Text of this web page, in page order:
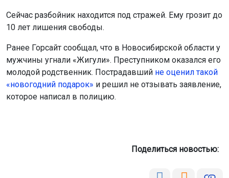
Сейчас разбойник находится под стражей. Ему грозит до
10 лет лишения свободы.
Ранее Горсайт сообщал, что в Новосибирской области у
мужчины угнали «Жигули». Преступником оказался его
молодой родственник. Пострадавший не оценил такой
«новогодний подарок» и решил не отзывать заявление,
которое написал в полицию.
Поделиться новостью: